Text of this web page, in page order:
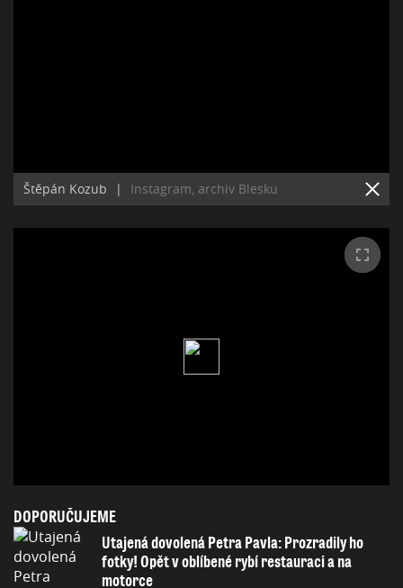
Štěpán Kozub | Instagram, archiv Blesku
DOPORUČUJEME
Utajená dovolená Petra Pavla: Prozradily ho
fotky! Opět v oblíbené rybí restauraci a na
motorce